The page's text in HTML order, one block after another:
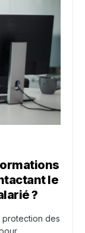
le
?
protection des